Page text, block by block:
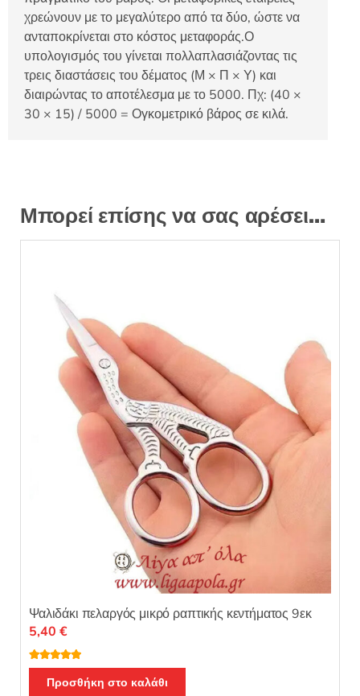
χρεώνουν με το μεγαλύτερο από τα δύο, ώστε να
ανταποκρίνεται στο κόστος μεταφοράς.Ο
υπολογισμός του γίνεται πολλαπλασιάζοντας τις
τρεις διαστάσεις του δέματος (Μ × Π × Υ) και
διαιρώντας το αποτέλεσμα με το 5000. Πχ: (40 ×
30 × 15) / 5000 = Ογκομετρικό βάρος σε κιλά.
Μπορεί επίσης να σας αρέσει…
Ψαλιδάκι πελαργός μικρό ραπτικής κεντήματος 9εκ
Βαθμολογή
θηκε με5.00
από 5
5,40 €
Προσθήκη στο καλάθι